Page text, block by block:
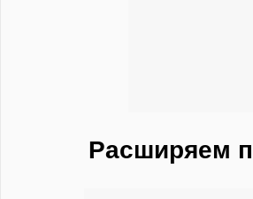
Расширяем